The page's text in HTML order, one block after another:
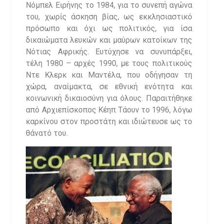
Νόμπελ Ειρήνης το 1984, για το συνεπή αγώνα
του, χωρίς άσκηση βίας, ως εκκλησιαστικό
πρόσωπο και όχι ως πολιτικός, για ίσα
δικαιώματα λευκών και μαύρων κατοίκων της
Νότιας Αφρικής. Ευτύχησε να συνυπάρξει,
τέλη 1980 – αρχές 1990, με τους πολιτικούς
Ντε Κλερκ και Μαντέλα, που οδήγησαν τη
χώρα, αναίμακτα, σε εθνική ενότητα και
κοινωνική δικαιοσύνη για όλους. Παραιτήθηκε
από Αρχιεπίσκοπος Κέηπ Τάουν το 1996, λόγω
καρκίνου στον προστάτη και ιδιώτευσε ως το
θάνατό του.